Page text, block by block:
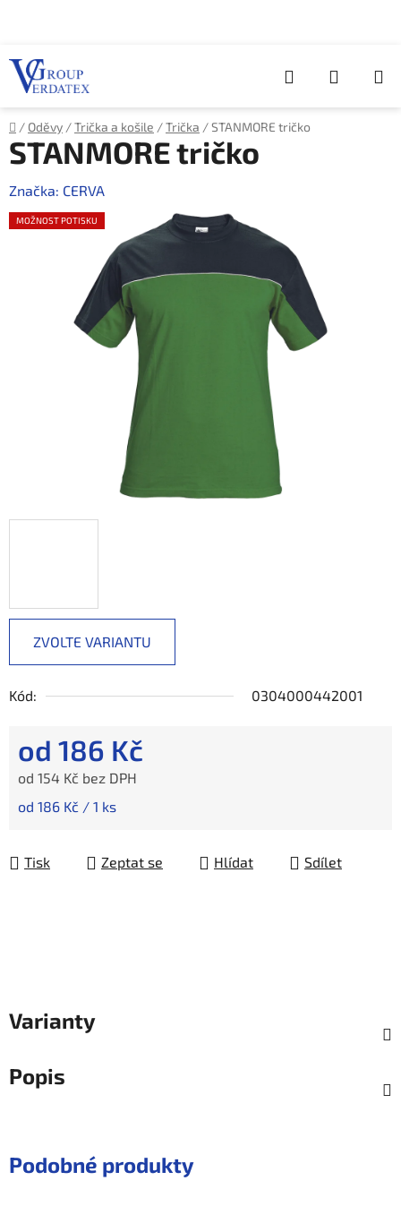
Hledat
KOŠÍK
Domů
/ Oděvy /Trička a košile /Trička /STANMORE tričko
ZVOLTE VARIANTU
Kód: 0304000442001
od 186 Kč
od 154 Kč bez DPH
Měrná cena:
od 186 Kč / 1 ks
Tisk Zeptat se Hlídat Sdílet
STANMORE tričko
Značka: CERVA
MOŽNOST POTISKU
Varianty
Popis
Podobné produkty